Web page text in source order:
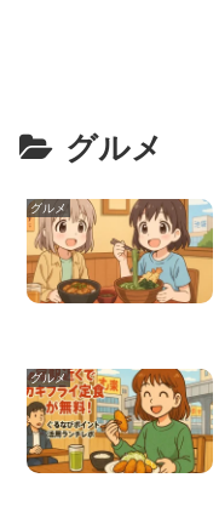
グルメ
グルメ
グルメ